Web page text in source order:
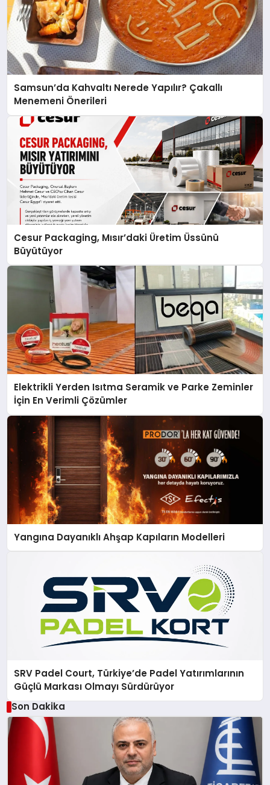
Samsun’da Kahvaltı Nerede Yapılır? Çakallı
Menemeni Önerileri
Cesur Packaging, Mısır’daki Üretim Üssünü
Büyütüyor
Elektrikli Yerden Isıtma Seramik ve Parke Zeminler
İçin En Verimli Çözümler
Yangına Dayanıklı Ahşap Kapıların Modelleri
SRV Padel Court, Türkiye’de Padel Yatırımlarının
Güçlü Markası Olmayı Sürdürüyor
Son Dakika